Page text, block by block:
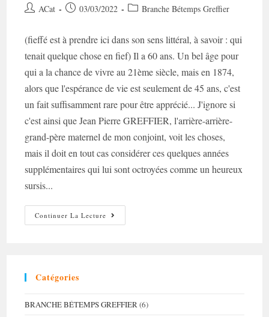
Auteur/autrice
la
publication :
ACat
Post03/03/2022
PostBranche Bétemps Greffier
(fieffé est à prendre ici dans son sens littéral, à savoir : qui
tenait quelque chose en fief) Il a 60 ans. Un bel âge pour
qui a la chance de vivre au 21ème siècle, mais en 1874,
alors que l'espérance de vie est seulement de 45 ans, c'est
un fait suffisamment rare pour être apprécié... J'ignore si
c'est ainsi que Jean Pierre GREFFIER, l'arrière-arrière-
grand-père maternel de mon conjoint, voit les choses,
mais il doit en tout cas considérer ces quelques années
supplémentaires qui lui sont octroyées comme un heureux
sursis...
Continuer La Lecture Un
Fieffé
Catégories
BRANCHE BÉTEMPS GREFFIER(6)